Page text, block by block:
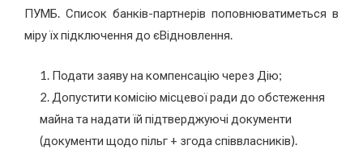
ПУМБ. Список банків-партнерів поповнюватиметься в
міру їх підключення до єВідновлення.
Подати заяву на компенсацію через Дію;
Допустити комісію місцевої ради до обстеження
майна та надати їй підтверджуючі документи
(документи щодо пільг + згода співвласників).